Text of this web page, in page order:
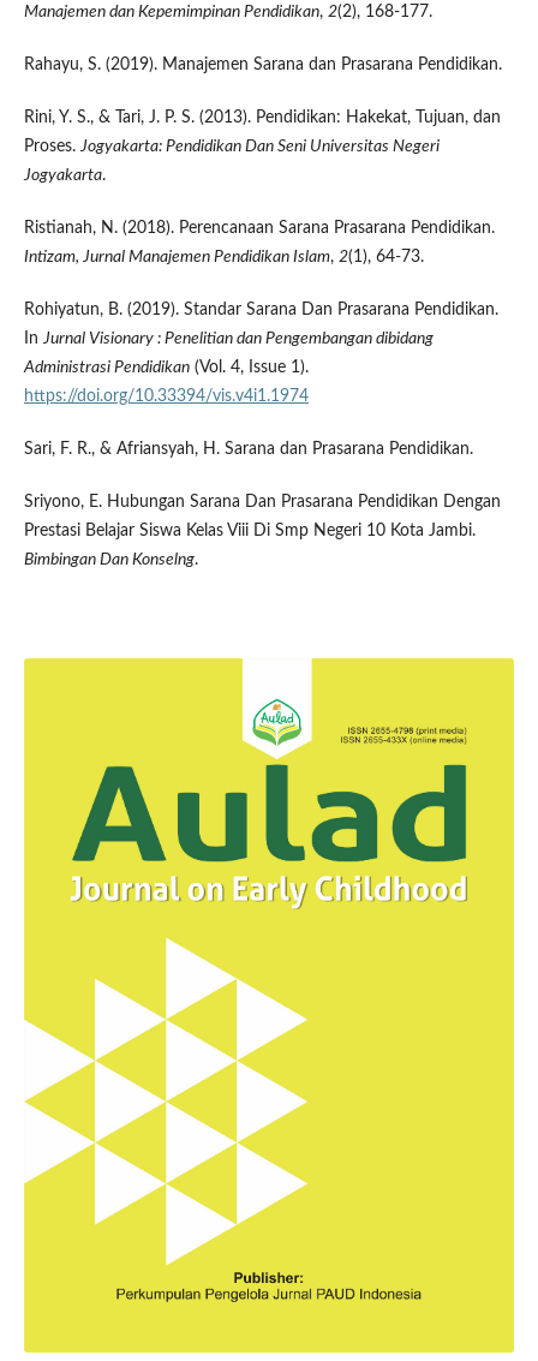
Manajemen dan Kepemimpinan Pendidikan, 2(2), 168-177.
Rahayu, S. (2019). Manajemen Sarana dan Prasarana Pendidikan.
Rini, Y. S., & Tari, J. P. S. (2013). Pendidikan: Hakekat, Tujuan, dan
Proses.Jogyakarta: Pendidikan Dan Seni Universitas Negeri
Jogyakarta.
Ristianah, N. (2018). Perencanaan Sarana Prasarana Pendidikan.
Intizam, Jurnal Manajemen Pendidikan Islam, 2(1), 64-73.
Rohiyatun, B. (2019). Standar Sarana Dan Prasarana Pendidikan.
InJurnal Visionary : Penelitian dan Pengembangan dibidang
Administrasi Pendidikan(Vol. 4, Issue 1).
https://doi.org/10.33394/vis.v4i1.1974
Sari, F. R., & Afriansyah, H. Sarana dan Prasarana Pendidikan.
Sriyono, E. Hubungan Sarana Dan Prasarana Pendidikan Dengan
Prestasi Belajar Siswa Kelas Viii Di Smp Negeri 10 Kota Jambi.
Bimbingan Dan Konselng.